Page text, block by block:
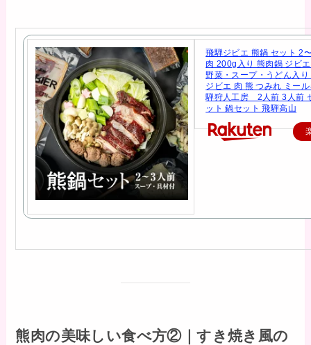
飛騨ジビエ 熊鍋 セット 2
肉 200g入り 熊肉鍋 ジビ
野菜・スープ・うどん入
ジビエ 肉 熊 つみれ ミー
騨狩人工房 2人前 3人前
ット 鍋セット 飛騨高山
熊肉の美味しい食べ方②｜すき焼き風の